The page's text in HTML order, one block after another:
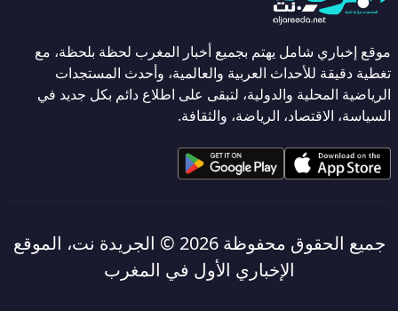
موقع إخباري شامل يهتم بجميع أخبار المغرب لحظة بلحظة، مع
تغطية دقيقة للأحداث العربية والعالمية، وأحدث المستجدات
الرياضية المحلية والدولية، لتبقى على اطلاع دائم بكل جديد في
السياسة، الاقتصاد، الرياضة، والثقافة.
جميع الحقوق محفوظة 2026 ©
الجريدة نت، الموقع
الإخباري الأول في المغرب